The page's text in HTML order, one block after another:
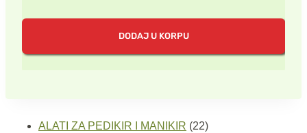
DODAJ U KORPU
ALATI ZA PEDIKIR I MANIKIR 2222